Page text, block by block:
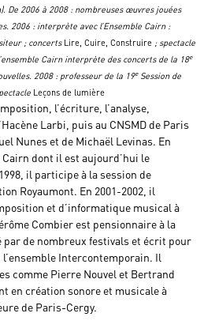
De 2006 à 2008 : nombreuses œuvres jouées
2006 : interprète avec l’Ensemble Cairn :
; concertsLire, Cuire, Construire ; spectacle
Cairn interprète des concerts de la 18e
2008 : professeur de la 19eSession de
Leçons de lumière
l’écriture, l’analyse,
Larbi, puis au CNSMD de Paris
Nunes et de Michaël Levinas. En
Cairn dont il est aujourd’hui le
il participe à la session de
Royaumont. En 2001-2002, il
et d’informatique musical à
Combier est pensionnaire à la
de nombreux festivals et écrit pour
l’ensemble Intercontemporain. Il
comme Pierre Nouvel et Bertrand
en création sonore et musicale à
de Paris-Cergy.